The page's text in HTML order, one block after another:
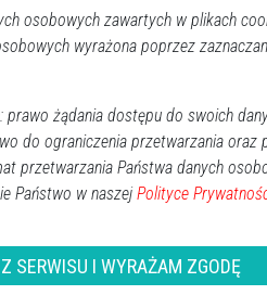
Obserwuj w Google News
osobowych zawartych w plikach
wyrażona poprzez
prawo żądania dostępu do swoich
do ograniczenia przetwarzania oraz
przetwarzania Państwa danych
Państwo w naszej Polityce
SERWISU I WYRAŻAM ZGODĘ